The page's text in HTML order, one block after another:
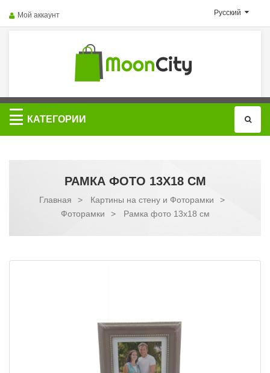
Русский
Мой аккаунт
Категории
КАТЕГОРИИ
РАМКА ФОТО 13X18 СМ
Главная > Картины на стену и Фоторамки
>
Фоторамки
> Рамка фото 13x18 см